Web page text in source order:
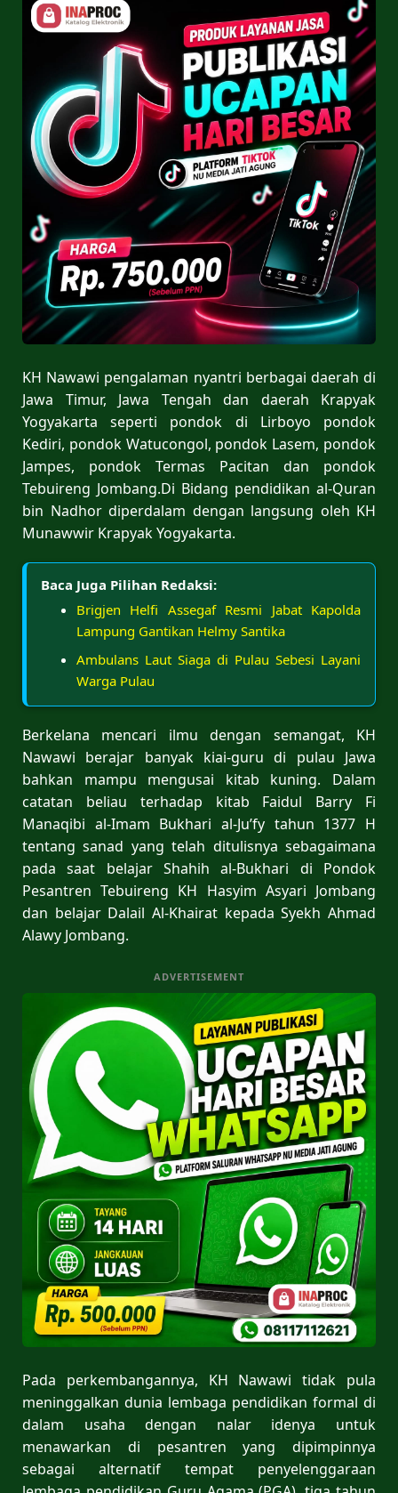
KH Nawawi pengalaman nyantri berbagai daerah di
Jawa Timur, Jawa Tengah dan daerah Krapyak
Yogyakarta seperti pondok di Lirboyo pondok
Kediri, pondok Watucongol, pondok Lasem, pondok
Jampes, pondok Termas Pacitan dan pondok
Tebuireng Jombang.Di Bidang pendidikan al-Quran
bin Nadhor diperdalam dengan langsung oleh KH
Munawwir Krapyak Yogyakarta.
Baca Juga Pilihan Redaksi:
Brigjen Helfi Assegaf Resmi Jabat Kapolda
Lampung Gantikan Helmy Santika
Ambulans Laut Siaga di Pulau Sebesi Layani
Warga Pulau
Berkelana mencari ilmu dengan semangat, KH
Nawawi berajar banyak kiai-guru di pulau Jawa
bahkan mampu mengusai kitab kuning. Dalam
catatan beliau terhadap kitab Faidul Barry Fi
Manaqibi al-Imam Bukhari al-Ju’fy tahun 1377 H
tentang sanad yang telah ditulisnya sebagaimana
pada saat belajar Shahih al-Bukhari di Pondok
Pesantren Tebuireng KH Hasyim Asyari Jombang
dan belajar Dalail Al-Khairat kepada Syekh Ahmad
Alawy Jombang.
ADVERTISEMENT
Pada perkembangannya, KH Nawawi tidak pula
meninggalkan dunia lembaga pendidikan formal di
dalam usaha dengan nalar idenya untuk
menawarkan di pesantren yang dipimpinnya
sebagai alternatif tempat penyelenggaraan